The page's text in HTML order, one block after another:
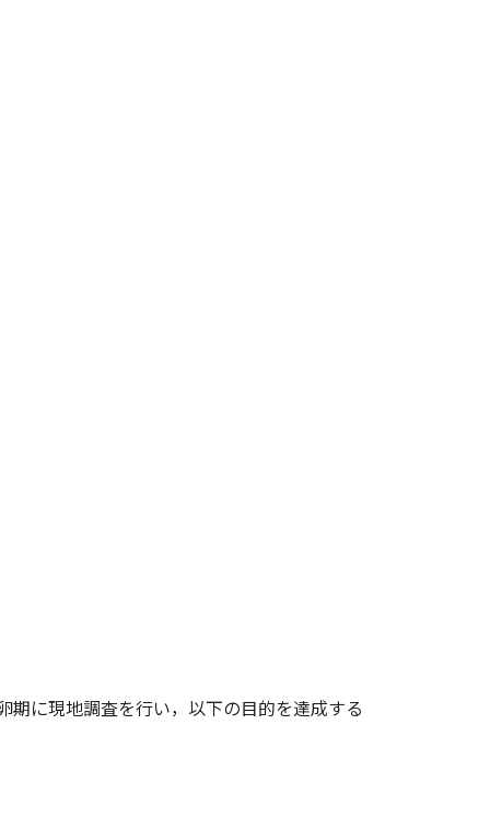
に現地調査を行い，以下の目的を達成する